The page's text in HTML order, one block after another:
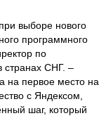
выборе нового
программного
по
странах СНГ. –
на первое место на
с Яндексом,
шаг, который